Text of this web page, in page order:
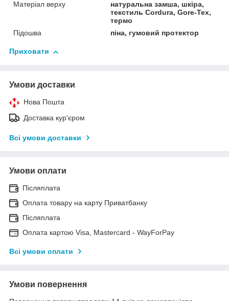
Матеріал верху
натуральна замша, шкіра,
текстиль Cordura, Gore-Tex,
термо
Підошва
піна, гумовий протектор
Приховати
Умови доставки
Нова Пошта
Доставка кур'єром
Всі умови доставки
Умови оплати
Післяплата
Оплата товару на карту Приватбанку
Післяплата
Оплата картою Visa, Mastercard - WayForPay
Всі умови оплати
Умови повернення